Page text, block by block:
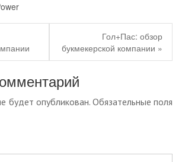
Next
post:
Гол+Пас: обзор
букмекерской компании »
будет опубликован. Обязательные поля